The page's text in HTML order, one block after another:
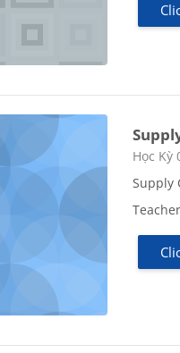
Course
Học Kỳ
Supply